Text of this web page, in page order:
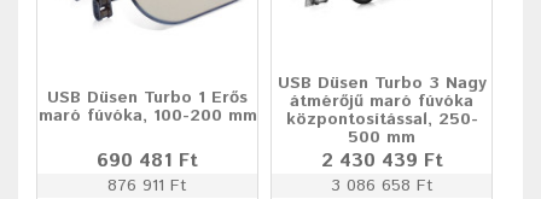
USB Düsen Turbo 1 Erős
maró fúvóka, 100-200 mm
690 481 Ft
876 911 Ft
USB Düsen Turbo 3 Nagy
átmérőjű maró fúvóka
központosítással, 250-
500 mm
2 430 439 Ft
3 086 658 Ft